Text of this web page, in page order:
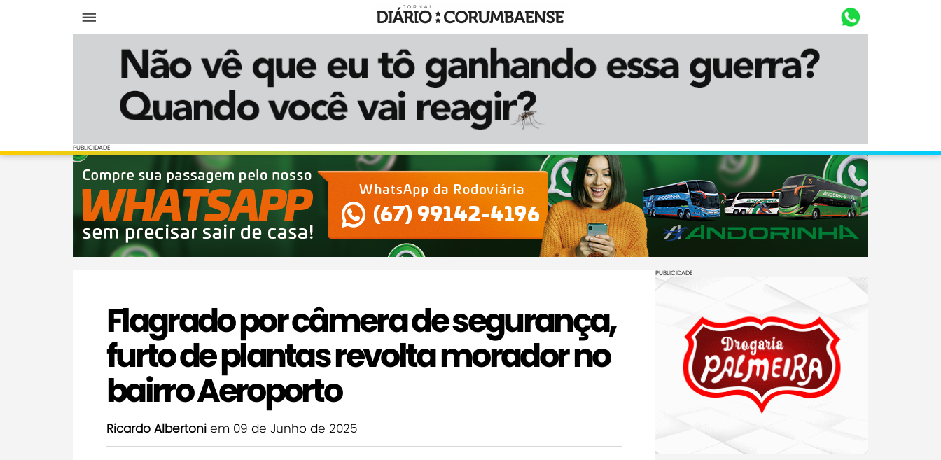
Diário Corumbaense
PUBLICIDADE
PUBLICIDADE
Flagrado por câmera de segurança,
furto de plantas revolta morador no
bairro Aeroporto
Ricardo Albertoni em 09 de Junho de 2025
PUBLICIDADE